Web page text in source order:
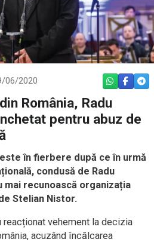
06/2020 WHATSAPP
România, Radu
pentru abuz de
în fierbere după ce în urmă
condusă de Radu
mai recunoască organizația
Stelian Nistor.
reacționat vehement la decizia
acuzând încălcarea